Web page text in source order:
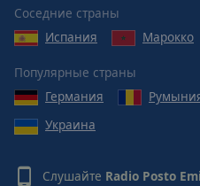
Соседние страны
Испания
Марокко
Популярные страны
Германия
Украина
Слушайте Radio Posto